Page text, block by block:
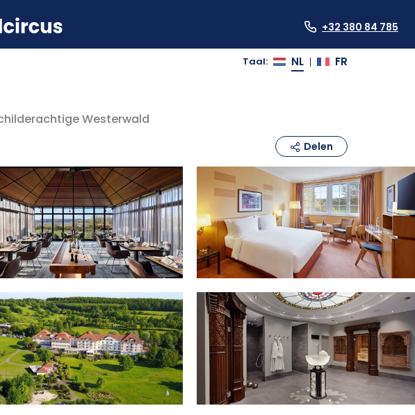
+32 380 84 785
Taal: NL FR
Westerwald
Delen